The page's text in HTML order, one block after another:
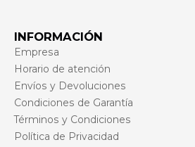
INFORMACIÓN
Empresa
Horario de atención
Envíos y Devoluciones
Condiciones de Garantía
Términos y Condiciones
Política de Privacidad